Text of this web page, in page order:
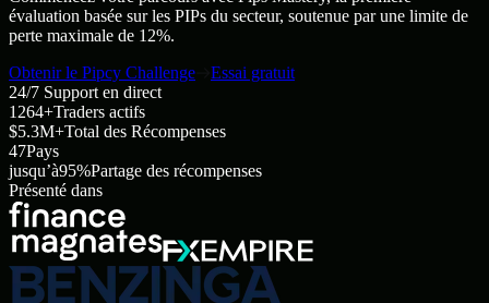
évaluation basée sur les PIPs du secteur, soutenue par une limite de
perte maximale de 12%.
Obtenir le Pipcy Challenge
Essai gratuit
24/7 Support en direct
1264+Traders actifs
$5.3M+Total des Récompenses
47Pays
jusqu’à95%Partage des récompenses
Présenté dans